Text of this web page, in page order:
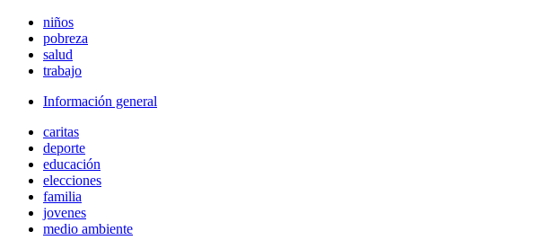
niños
pobreza
salud
trabajo
Información general
caritas
deporte
educación
elecciones
familia
jovenes
medio ambiente